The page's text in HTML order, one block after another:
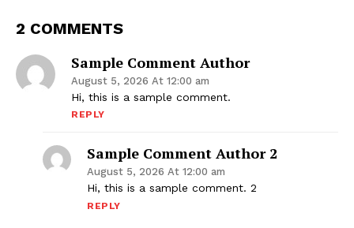
2 COMMENTS
Sample Comment Author
August 5, 2026 At 12:00 am
Hi, this is a sample comment.
REPLY
Sample Comment Author 2
August 5, 2026 At 12:00 am
Hi, this is a sample comment. 2
REPLY